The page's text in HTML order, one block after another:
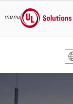
menu
UL Solutions